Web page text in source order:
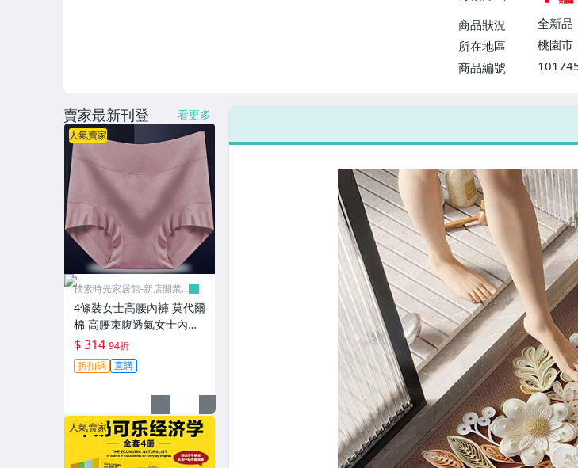
商品狀況
全新品
所在地區
桃園市
商品編號
7-ELEVEN
不限金額、
賣家最新刊登 看更多
人氣賣家
樸素時光家居館-新店開業
4條裝女士高腰內褲 莫代爾
棉 高腰束腹透氣女士內褲
瑜伽材質 無痕內褲 胖媽媽
內褲
$ 314 94折
折扣碼 直購
人氣賣家